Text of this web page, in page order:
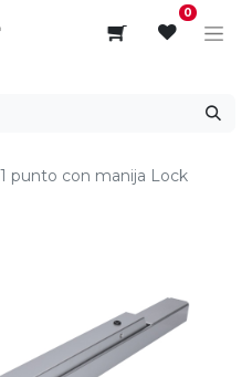
0
punto con manija Lock